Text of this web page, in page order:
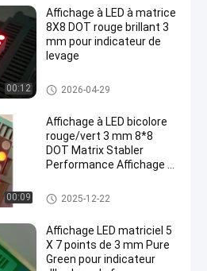
00:12
Affichage à LED à matrice
8X8 DOT rouge brillant 3
mm pour indicateur de
levage
Affichage LED à matrice de poi
nts 8x8
2026-04-29
00:09
Affichage à LED bicolore
rouge/vert 3 mm 8*8
DOT Matrix Stabler
Performance Affichage à
pour les signes mobiles
Affichage à LED de 7 segment
s
2025-12-22
Affichage LED matriciel 5
X 7 points de 3 mm Pure
Green pour indicateur